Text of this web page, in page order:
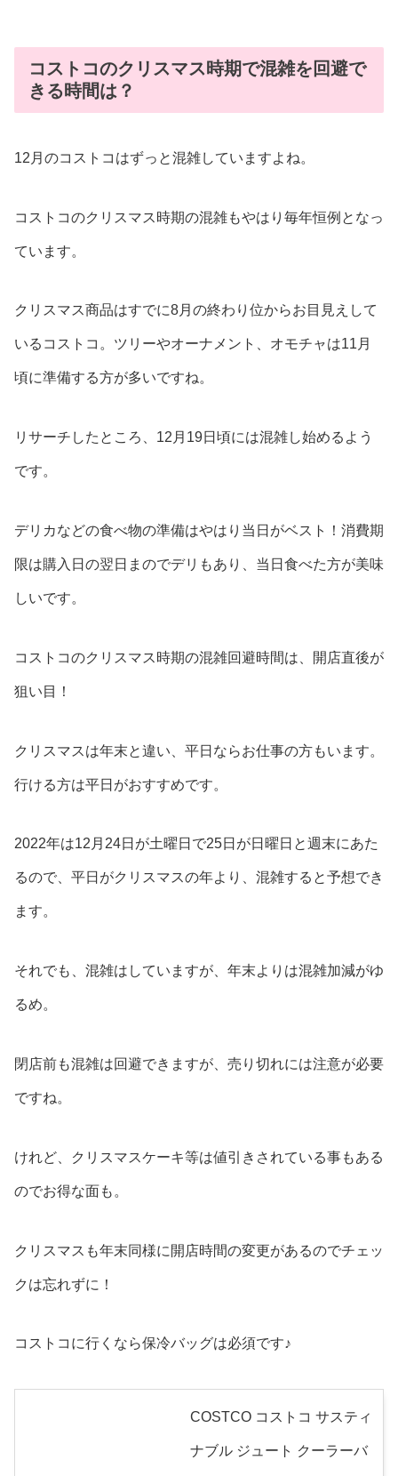
コストコのクリスマス時期で混雑を回避で
きる時間は？
12月のコストコはずっと混雑していますよね。
コストコのクリスマス時期の混雑もやはり毎年恒例となっ
ています。
クリスマス商品はすでに8月の終わり位からお目見えして
いるコストコ。ツリーやオーナメント、オモチャは11月
頃に準備する方が多いですね。
リサーチしたところ、12月19日頃には混雑し始めるよう
です。
デリカなどの食べ物の準備はやはり当日がベスト！消費期
限は購入日の翌日まのでデリもあり、当日食べた方が美味
しいです。
コストコのクリスマス時期の混雑回避時間は、開店直後が
狙い目！
クリスマスは年末と違い、平日ならお仕事の方もいます。
行ける方は平日がおすすめです。
2022年は12月24日が土曜日で25日が日曜日と週末にあた
るので、平日がクリスマスの年より、混雑すると予想でき
ます。
それでも、混雑はしていますが、年末よりは混雑加減がゆ
るめ。
閉店前も混雑は回避できますが、売り切れには注意が必要
ですね。
けれど、クリスマスケーキ等は値引きされている事もある
のでお得な面も。
クリスマスも年末同様に開店時間の変更があるのでチェッ
クは忘れずに！
コストコに行くなら保冷バッグは必須です♪
COSTCO コストコ サスティ
ナブル ジュート クーラーバ